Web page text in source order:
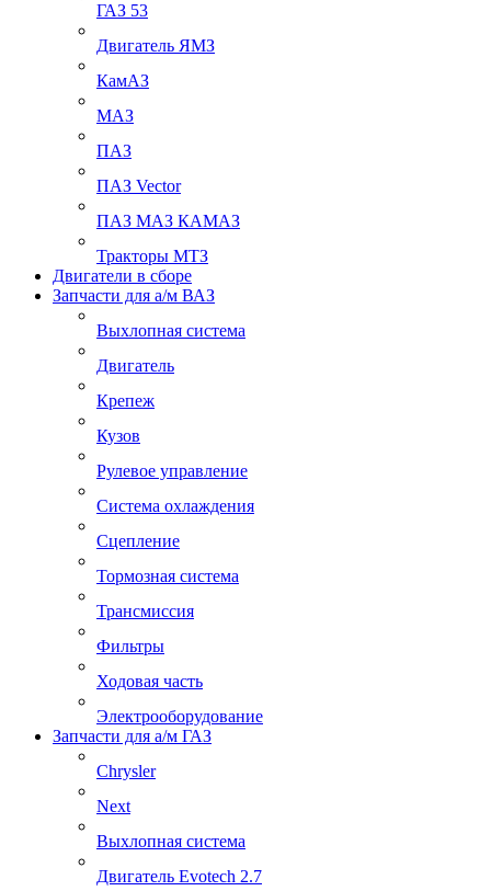
ГАЗ 53
Двигатель ЯМЗ
КамАЗ
МАЗ
ПАЗ
ПАЗ Vector
ПАЗ МАЗ КАМАЗ
Тракторы МТЗ
Двигатели в сборе
Запчасти для а/м ВАЗ
Выхлопная система
Двигатель
Крепеж
Кузов
Рулевое управление
Система охлаждения
Сцепление
Тормозная система
Трансмиссия
Фильтры
Ходовая часть
Электрооборудование
Запчасти для а/м ГАЗ
Chrysler
Next
Выхлопная система
Двигатель Evotech 2.7